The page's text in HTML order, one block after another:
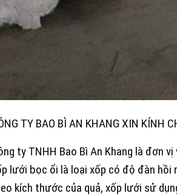
TY BAO BÌ AN KHANG XIN KÍNH
ty TNHH Bao Bì An Khang là đơn
lưới bọc ổi là loại xốp có độ đàn
kích thước của quả, xốp lưới sử